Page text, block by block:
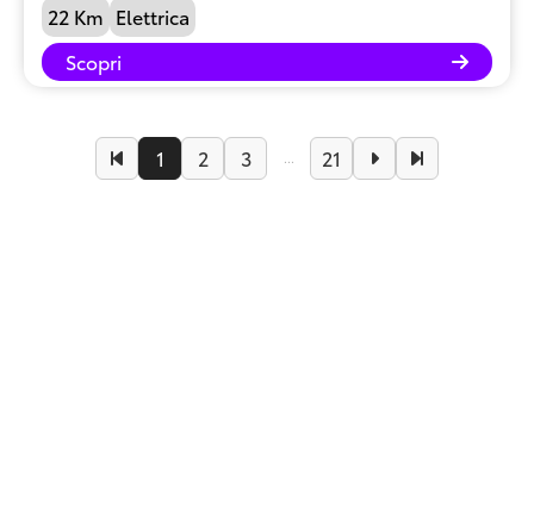
22 Km Elettrica
Scopri
1 2 3 ... 21